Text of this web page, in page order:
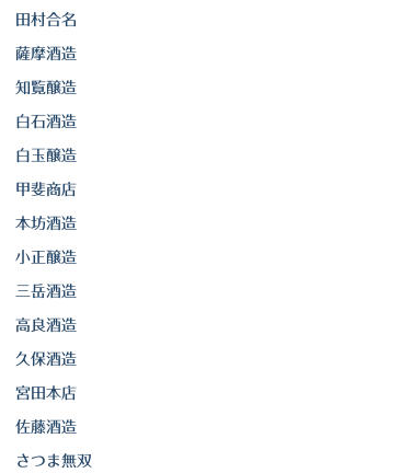
田村合名
薩摩酒造
知覧醸造
白石酒造
白玉醸造
甲斐商店
本坊酒造
小正醸造
三岳酒造
高良酒造
久保酒造
宮田本店
佐藤酒造
さつま無双